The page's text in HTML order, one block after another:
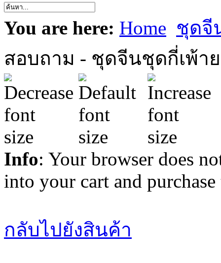
You are here: Home ชุดจี
สอบถาม - ชุดจีนชุดกี่เพ้า
Info: Your browser does
into your cart and
กลับไปยังสินค้า